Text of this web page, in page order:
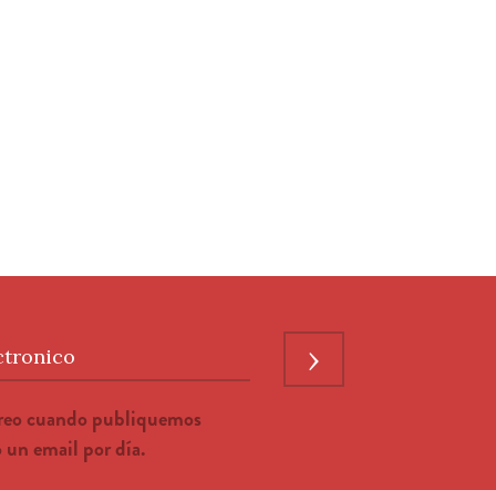
cuando publiquemos
email por día.
›